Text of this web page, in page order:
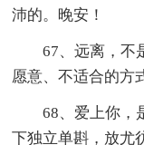
沛的。晚安！
67、远离，不
愿意、不适合的方
68、爱上你，
下独立单斟，放尤